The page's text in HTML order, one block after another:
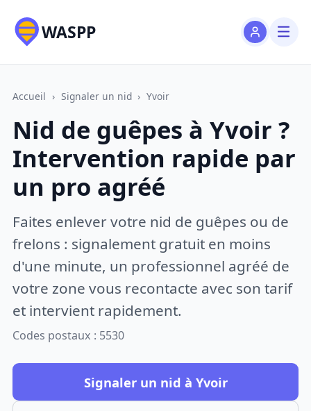
WASPP
Accueil › Signaler un nid › Yvoir
Nid de guêpes à Yvoir ?
Intervention rapide par
un pro agréé
Faites enlever votre nid de guêpes ou de
frelons : signalement gratuit en moins
d'une minute, un professionnel agréé de
votre zone vous recontacte avec son tarif
et intervient rapidement.
Codes postaux : 5530
Signaler un nid à Yvoir